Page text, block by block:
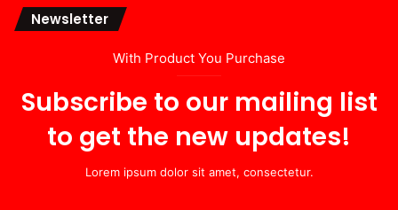
Newsletter
With Product You Purchase
Subscribe to our mailing list
to get the new updates!
Lorem ipsum dolor sit amet, consectetur.